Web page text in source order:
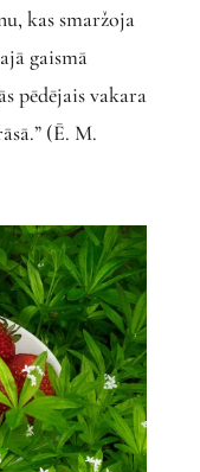
kas smaržoja
gaismā
pēdējais vakara
(Ē. M.